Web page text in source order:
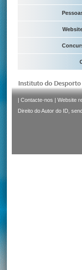
| Contacte-nos | Website
Direito do Autor do ID,